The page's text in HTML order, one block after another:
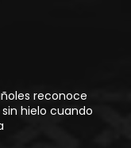
reconoce
hielo cuando